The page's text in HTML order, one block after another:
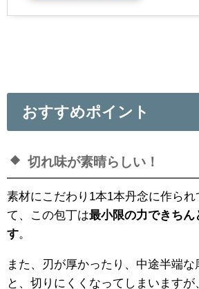
おすすめポイント
切れ味が素晴らしい！
素材にこだわり1本1本丹念に作られ
て、この包丁は最小限の力できちん
す
また、刃が厚かったり、中途半端な
と、切りにくくなってしまいますが